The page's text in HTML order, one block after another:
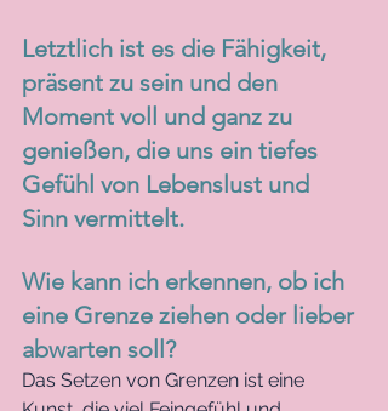
Letztlich ist es die Fähigkeit,
präsent zu sein und den
Moment voll und ganz zu
genießen, die uns ein tiefes
Gefühl von Lebenslust und
Sinn vermittelt.
Wie kann ich erkennen, ob ich
eine Grenze ziehen oder lieber
abwarten soll?
Das Setzen von Grenzen ist eine